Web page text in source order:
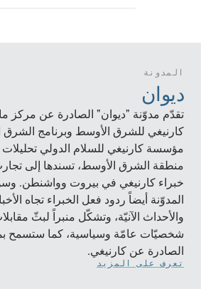
المدونة
ديوان
تقدّم مدوّنة "ديوان" الصادرة عن مركز
كارنيغي للشرق الأوسط وبرنامج
مؤسسة كارنيغي للسلام الدولي
منطقة الشرق الأوسط، تسندها إلى
خبراء كارنيغي في بيروت وواشنطن.
المدوّنة أيضاً ردود فعل الخبراء تجاه
والأحداث الآنيّة، وتشكّل منبراً لبثّ
شخصيّات عامّة وسياسية، كما ستسمح
الصادرة عن كارنيغي.
تعرف على المزيد